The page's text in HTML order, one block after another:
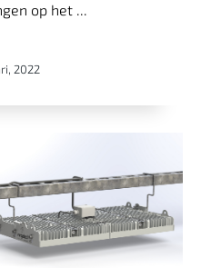
op het ...
2022